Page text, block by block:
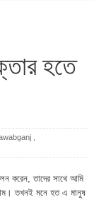
হতে
করেন, তাদের সাথে আমি
তখনই মনে হত এ মানুষ